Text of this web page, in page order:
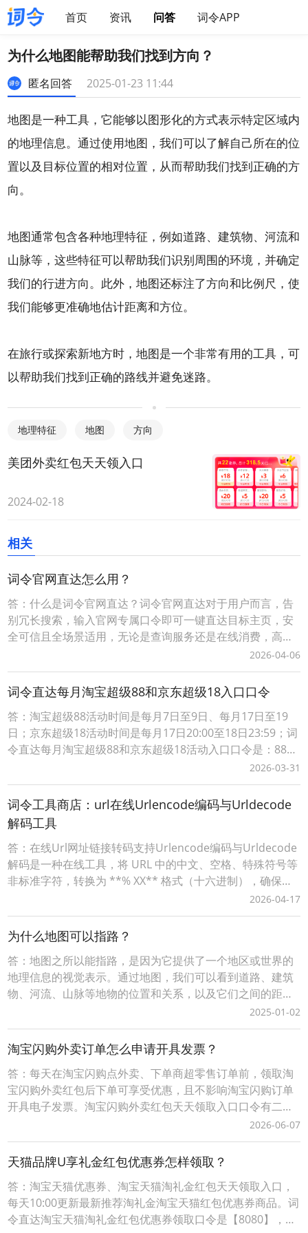
首页 资讯 问答 词令APP
为什么地图能帮助我们找到方向？
匿名回答 2025-01-23 11:44
地图是一种工具，它能够以图形化的方式表示特定区域内
的地理信息。通过使用地图，我们可以了解自己所在的位
置以及目标位置的相对位置，从而帮助我们找到正确的方
向。
地图通常包含各种地理特征，例如道路、建筑物、河流和
山脉等，这些特征可以帮助我们识别周围的环境，并确定
我们的行进方向。此外，地图还标注了方向和比例尺，使
我们能够更准确地估计距离和方位。
在旅行或探索新地方时，地图是一个非常有用的工具，可
以帮助我们找到正确的路线并避免迷路。
地理特征 地图 方向
美团外卖红包天天领入口
2024-02-18
相关
词令官网直达怎么用？
答：什么是词令官网直达？词令官网直达对于用户而言，告
别冗长搜索，输入官网专属口令即可一键直达目标主页，安
全可信且全场景适用，无论是查询服务还是在线消费，高效
触达省时省心；对站长/商家来说，注册网站名称作为口令，
低成本构建品牌专属流量入口，精准引流无中间流失，更可
灵活关联活动页、促销页等动态目标，结合后台数据追踪优
化推广策略，让每一份流量都转化为实际价值。词令以“
2026-04-06
词令直达每月淘宝超级88和京东超级18入口口令
答：淘宝超级88活动时间是每月7日至9日、每月17日至19
日；京东超级18活动时间是每月17日20:00至18日23:59；词
令直达每月淘宝超级88和京东超级18活动入口口令是：8818
词令直达每月淘宝超级88和京东超级18口令怎么使用？1、
打开词令APP，输入口令“ 8818 ”；2、搜索直达该口令关联
的目标每月淘宝超级88和京东超级18官方活动入口（*注：
日
2026-03-31
词令工具商店：url在线Urlencode编码与Urldecode
解码工具
答：在线Url网址链接转码支持Urlencode编码与Urldecode
解码是一种在线工具，将 URL 中的中文、空格、特殊符号等
非标准字符，转换为 **% XX** 格式（十六进制），确保链
接能被浏览器 / 服务器正确解析。词令工具商店Urlencode
在线工具：https://apps.ciling.cn/urlencode/词令口令直达
Urlencode在
2026-04-17
为什么地图可以指路？
答：地图之所以能指路，是因为它提供了一个地区或世界的
地理信息的视觉表示。通过地图，我们可以看到道路、建筑
物、河流、山脉等地物的位置和关系，以及它们之间的距离
和方向。当我们需要前往某个地方时，我们可以在地图上找
到起点和终点，并根据地图上的道路、地标等信息规划出一
条路径。地图上的比例尺、方向标、图例等元素也有助于我
们更好地理解地图上的信息，并更准确地确定方向和距离。
2025-01-02
淘宝闪购外卖订单怎么申请开具发票？
答：每天在淘宝闪购点外卖、下单商超零售订单前，领取淘
宝闪购外卖红包后下单可享受优惠，且不影响淘宝闪购订单
开具电子发票。淘宝闪购外卖红包天天领取入口口令有二种
方式：1、淘宝闪购外卖红包领取口令【188288】，打开手
机淘宝APP，顶部选择导航【闪购外卖】后，输入淘宝闪购
外卖红包领取口令【188288】，即可成功领取当天可用的有
效外卖红包。2、词令直达外卖红包领取口
2026-06-07
天猫品牌U享礼金红包优惠券怎样领取？
答：淘宝天猫优惠券、淘宝天猫淘礼金红包天天领取入口，
每天10:00更新最新推荐淘礼金淘宝天猫红包优惠券商品。词
令直达淘宝天猫淘礼金红包优惠券领取口令是【8080】，每